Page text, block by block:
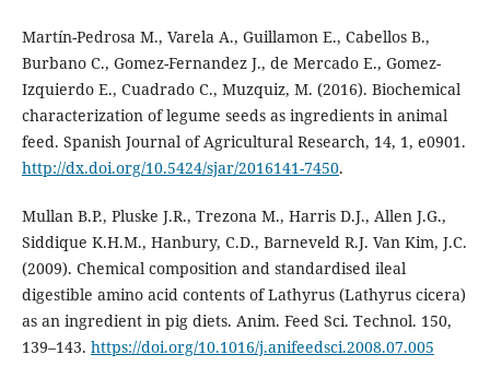
Martín-Pedrosa M., Varela A., Guillamon E., Cabellos B.,
Burbano C., Gomez-Fernandez J., de Mercado E., Gomez-
Izquierdo E., Cuadrado C., Muzquiz, M. (2016). Biochemical
characterization of legume seeds as ingredients in animal
feed. Spanish Journal of Agricultural Research, 14, 1, e0901.
http://dx.doi.org/10.5424/sjar/2016141-7450.
Mullan B.P., Pluske J.R., Trezona M., Harris D.J., Allen J.G.,
Siddique K.H.M., Hanbury, C.D., Barneveld R.J. Van Kim, J.C.
(2009). Chemical composition and standardised ileal
digestible amino acid contents of Lathyrus (Lathyrus cicera)
as an ingredient in pig diets. Anim. Feed Sci. Technol. 150,
139–143. https://doi.org/10.1016/j.anifeedsci.2008.07.005